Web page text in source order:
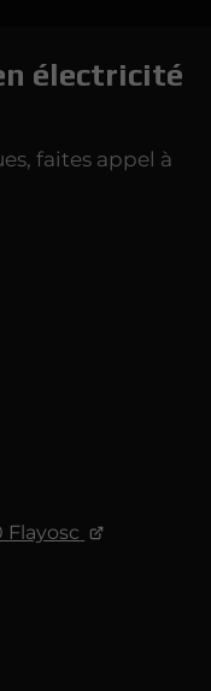
Flayosc
électricité
faites appel à